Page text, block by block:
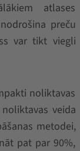
atlases
preču
var tikt viegli
noliktavas
veida
metodei,
pat par 90%,